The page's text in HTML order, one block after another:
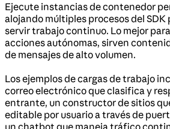
Ejecute instancias de contenedor
alojando múltiples procesos del
servir trabajo continuo. Lo mejor
acciones autónomas, sirven
de mensajes de alto volumen.
Los ejemplos de cargas de trabajo
correo electrónico que clasifica y
entrante, un constructor de sitios
editable por usuario a través de